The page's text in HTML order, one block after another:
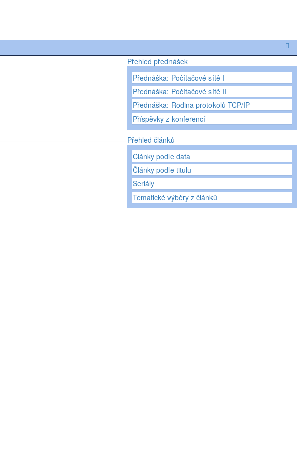
Přehled přednášek
Přednáška: Počítačové sítě I
Přednáška: Počítačové sítě II
Přednáška: Rodina protokolů TCP/IP
Příspěvky z konferencí
Přehled článků
Články podle data
Články podle titulu
Seriály
Tematické výběry z článků